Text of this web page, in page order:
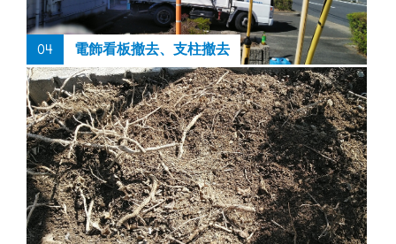
04 電飾看板撤去、支柱撤去